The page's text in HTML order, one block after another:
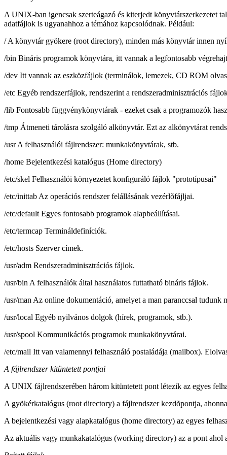
A UNIX-ban igencsak szerteágazó és kiterjedt könyvtárszerkezetet
adatfájlok is ugyanahhoz a témához kapcsolódnak. Például:
/ A könyvtár gyökere (root directory), minden más könyvtár innen
/bin Bináris programok könyvtára, itt vannak a legfontosabb
/dev Itt vannak az eszközfájlok (terminálok, lemezek, CD ROM
/etc Egyéb rendszerfájlok, rendszerint a rendszeradminisztrációs
/lib Fontosabb függvénykönyvtárak - ezeket csak a programozók
/tmp Átmeneti tárolásra szolgáló alkönyvtár. Ezt az alkönyvtárat
/usr A felhasználói fájlrendszer: munkakönyvtárak, stb.
/home Bejelentkezési katalógus (Home directory)
/etc/skel Felhasználói környezetet konfiguráló fájlok "prototípusai"
/etc/inittab Az operációs rendszer felállásának vezérlõfájljai.
/etc/default Egyes fontosabb programok alapbeállításai.
/etc/termcap Termináldefiníciók.
/etc/hosts Szerver címek.
/usr/adm Rendszeradminisztrációs fájlok.
/usr/bin A felhasználók által használatos futtatható bináris fájlok.
/usr/man Az online dokumentáció, amelyet a man paranccsal tudunk
/usr/local Egyéb nyilvános dolgok (hírek, programok, stb.).
/usr/spool Kommunikációs programok munkakönyvtárai.
/etc/mail Itt van valamennyi felhasználó postaládája (mailbox).
A fájlrendszer kitüntetett pontjai
A UNIX fájlrendszerében három kitüntetett pont létezik az egyes
A gyökérkatalógus (root directory) a fájlrendszer kezdõpontja,
A bejelentkezési vagy alapkatalógus (home directory) az egyes
Az aktuális vagy munkakatalógus (working directory) az a pont ahol